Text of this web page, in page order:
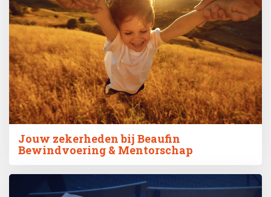
Jouw zekerheden bij Beaufin
Bewindvoering & Mentorschap